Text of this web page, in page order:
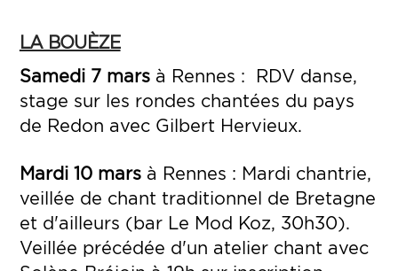
LA BOUÈZE
Samedi 7 marsà Rennes : RDV danse,
stage sur les rondes chantées du pays
de Redon avec Gilbert Hervieux.
Mardi 10 marsà Rennes : Mardi chantrie,
veillée de chant traditionnel de Bretagne
et d'ailleurs (bar Le Mod Koz, 30h30).
Veillée précédée d'un atelier chant avec